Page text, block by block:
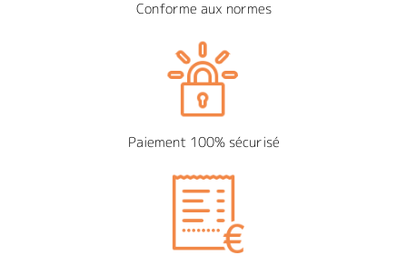
Conforme aux normes
Paiement 100% sécurisé